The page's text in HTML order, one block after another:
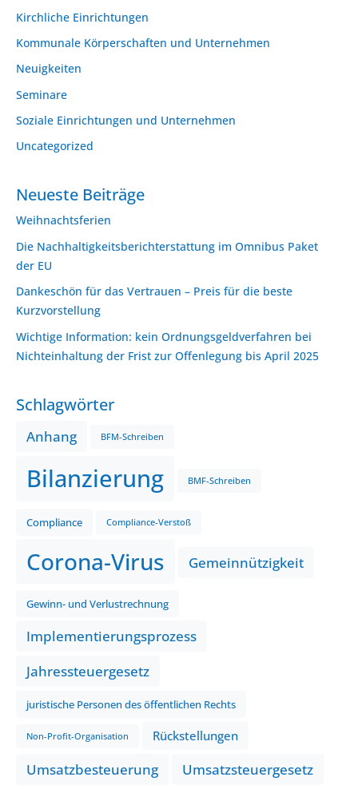
Kirchliche Einrichtungen
Kommunale Körperschaften und Unternehmen
Neuigkeiten
Seminare
Soziale Einrichtungen und Unternehmen
Uncategorized
Neueste Beiträge
Weihnachtsferien
Die Nachhaltigkeitsberichterstattung im Omnibus Paket
der EU
Dankeschön für das Vertrauen – Preis für die beste
Kurzvorstellung
Wichtige Information: kein Ordnungsgeldverfahren bei
Nichteinhaltung der Frist zur Offenlegung bis April 2025
Schlagwörter
Anhang BFM-Schreiben
Bilanzierung BMF-Schreiben
Compliance Compliance-Verstoß
Corona-Virus Gemeinnützigkeit
Gewinn- und Verlustrechnung
Implementierungsprozess
Jahressteuergesetz
juristische Personen des öffentlichen Rechts
Non-Profit-Organisation Rückstellungen
Umsatzbesteuerung Umsatzsteuergesetz